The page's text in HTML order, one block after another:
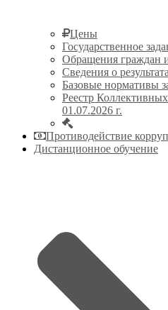
Цены
Государственное
Обращения граждан
Сведения о
Базовые нормативы
Реестр
01.07.2026 г.
Противодействие
Дистанционное обучение